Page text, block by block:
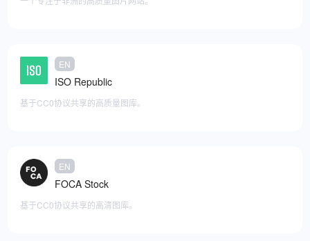
EN
ISO Republic
基于CC0协议共享的高质量图库。
EN
FOCA Stock
基于CC0协议共享的高清图库。